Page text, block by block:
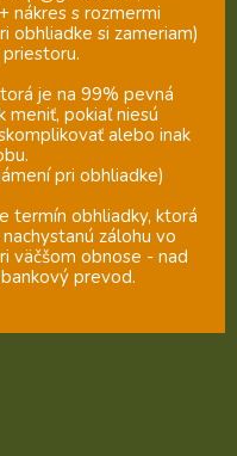
nákres s rozmermi
obhliadke si zameriam)
je na 99% pevná
meniť, pokiaľ niesú
alebo inak
pri obhliadke)
termín obhliadky, ktorá
zálohu vo
väčšom obnose - nad
prevod.